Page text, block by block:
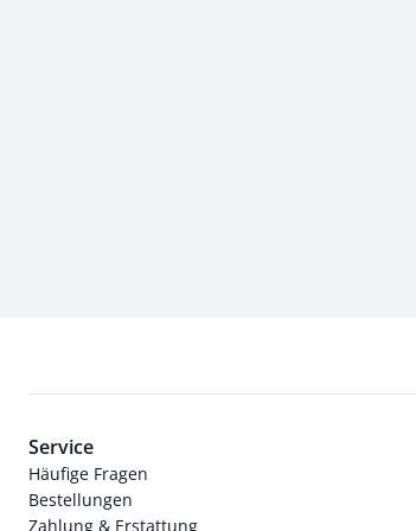
Service
Häufige Fragen
Bestellungen
Zahlung & Erstattung